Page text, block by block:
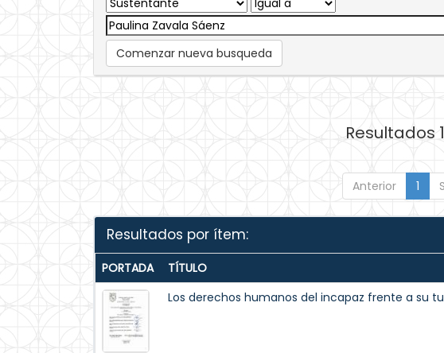
Comenzar nueva busqueda
Resultados
Anterior 1
Resultados por ítem:
PORTADA TÍTULO
Los derechos humanos del incapaz frente a su